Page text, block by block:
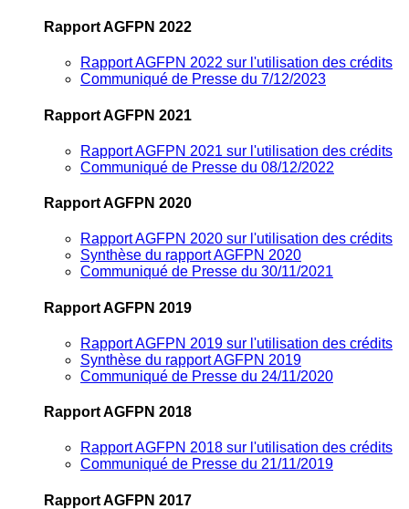
Rapport AGFPN 2022
Rapport AGFPN 2022 sur l'utilisation des crédits
Communiqué de Presse du 7/12/2023
Rapport AGFPN 2021
Rapport AGFPN 2021 sur l'utilisation des crédits
Communiqué de Presse du 08/12/2022
Rapport AGFPN 2020
Rapport AGFPN 2020 sur l'utilisation des crédits
Synthèse du rapport AGFPN 2020
Communiqué de Presse du 30/11/2021
Rapport AGFPN 2019
Rapport AGFPN 2019 sur l'utilisation des crédits
Synthèse du rapport AGFPN 2019
Communiqué de Presse du 24/11/2020
Rapport AGFPN 2018
Rapport AGFPN 2018 sur l'utilisation des crédits
Communiqué de Presse du 21/11/2019
Rapport AGFPN 2017